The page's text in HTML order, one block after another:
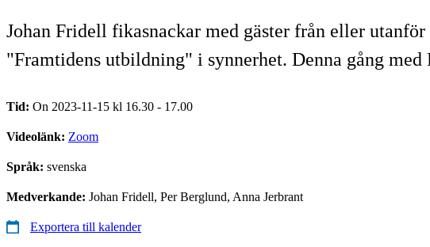
Johan Fridell fikasnackar med gäster från eller
"Framtidens utbildning" i synnerhet. Denna gång
Tid: On 2023-11-15 kl 16.30 - 17.00
Videolänk: Zoom
Språk: svenska
Medverkande: Johan Fridell, Per Berglund, Anna Jerbrant
Exportera till kalender